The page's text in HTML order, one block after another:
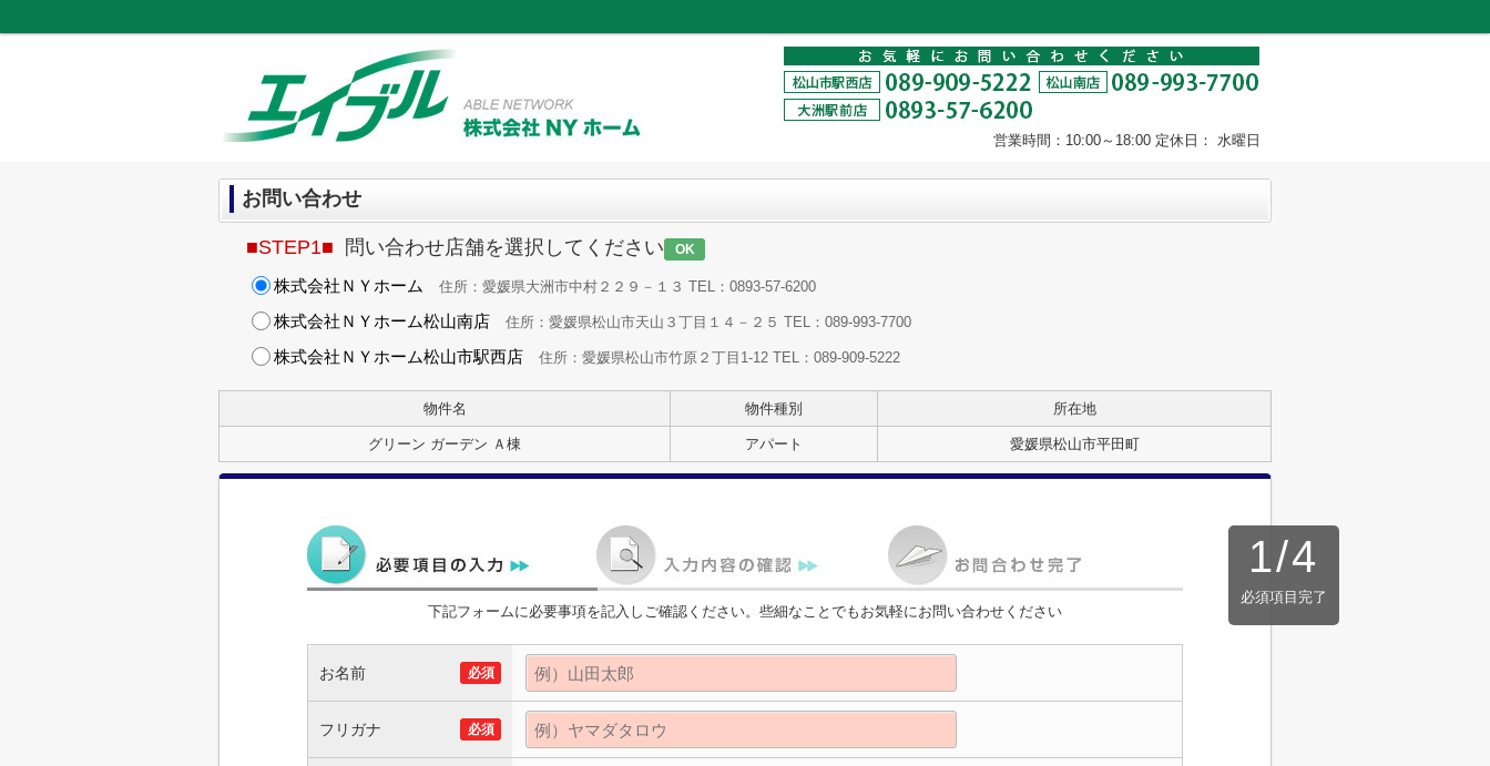
営業時間：10:00～18:00 定休日： 水曜日
お問い合わせ
■STEP1■ 問い合わせ店舗を選択してください OK
株式会社ＮＹホーム 住所：愛媛県大洲市中村２２９－１３ TEL：0893-57-6200
株式会社ＮＹホーム松山南店 住所：愛媛県松山市天山３丁目１４－２５ TEL：089-993-7700
株式会社ＮＹホーム松山市駅西店 住所：愛媛県松山市竹原２丁目1-12 TEL：089-909-5222
物件名 物件種別 所在地
グリーン ガーデン Ａ棟 アパート 愛媛県松山市平田町
1/4
必須項目完了
下記フォームに必要事項を記入しご確認ください。些細なことでもお気軽にお問い合わせください
お名前 必須
フリガナ 必須